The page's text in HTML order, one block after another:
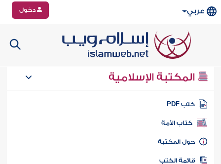
عربي دخول
المكتبة الإسلامية
كتب PDF
كتاب الأمة
المكتبة